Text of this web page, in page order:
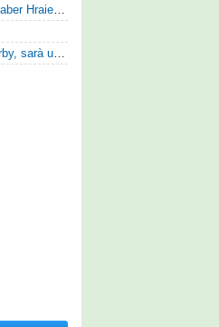
Ternana, colpo a centrocampo: in arrivo Saber Hraiech, per Scappini si attende l'accordo
Varese, mister Ciceri: «Salvaguardati i derby, sarà un campionato avvincente»